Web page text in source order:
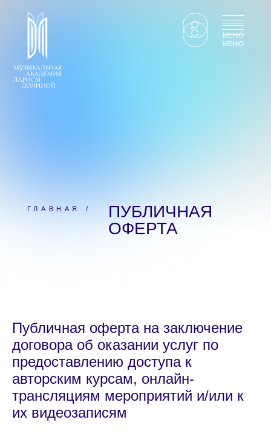
Публичная оферта на заключение
договора об оказании услуг по
предоставлению доступа к
авторским курсам, онлайн-
трансляциям мероприятий и/или к
их видеозаписям